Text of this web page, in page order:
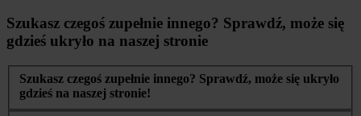
Szukasz czegoś zupełnie innego? Sprawdź, może się
gdzieś ukryło na naszej stronie
Szukasz czegoś zupełnie innego? Sprawdź, może się ukryło
gdzieś na naszej stronie!